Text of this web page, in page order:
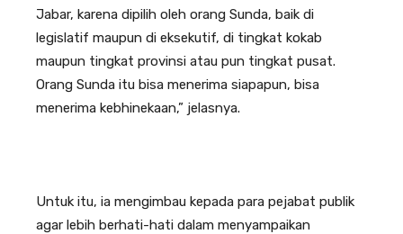
Jabar, karena dipilih oleh orang Sunda, baik di
legislatif maupun di eksekutif, di tingkat kokab
maupun tingkat provinsi atau pun tingkat pusat.
Orang Sunda itu bisa menerima siapapun, bisa
menerima kebhinekaan,” jelasnya.
Untuk itu, ia mengimbau kepada para pejabat publik
agar lebih berhati-hati dalam menyampaikan